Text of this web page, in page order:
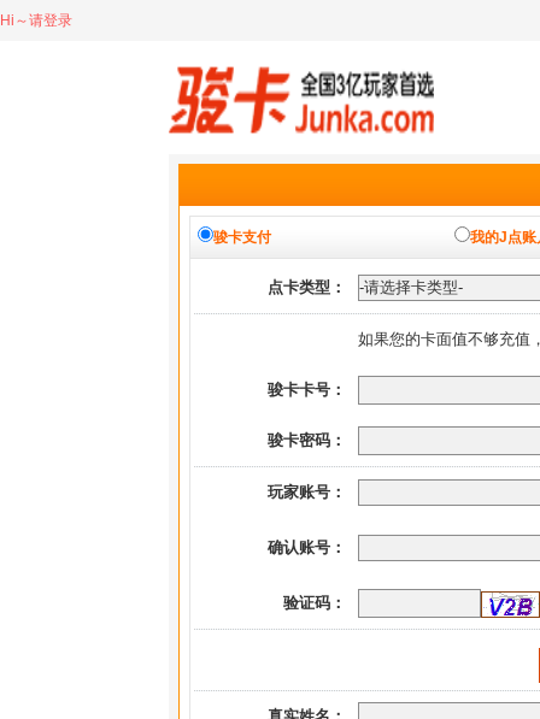
Hi～请登录
骏卡支付 我的J点账
点卡类型：
如果您的卡面值不够充值
骏卡卡号：
骏卡密码：
玩家账号：
确认账号：
验证码：